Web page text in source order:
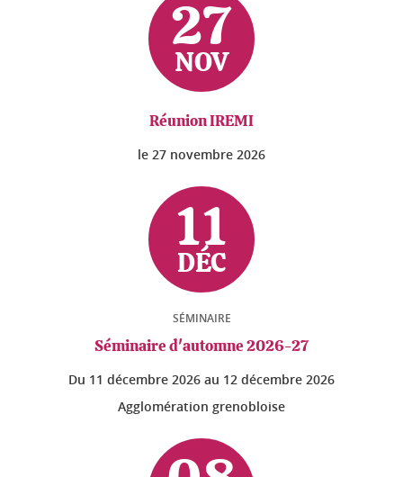
27
NOV
Réunion IREMI
le 27 novembre 2026
11
DÉC
SÉMINAIRE
Séminaire d'automne 2026-27
Du 11 décembre 2026 au 12 décembre 2026
Agglomération grenobloise